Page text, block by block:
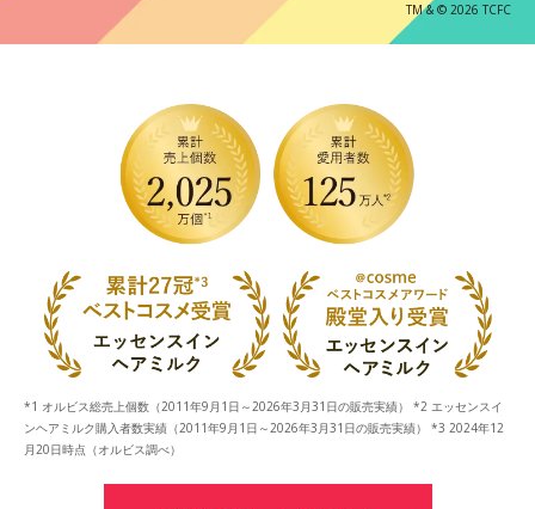
TM & © 2026 TCFC
*1 オルビス総売上個数（2011年9月1日～2026年3月31日の販売実績） *2 エッセンスイ
ンヘアミルク購入者数実績（2011年9月1日～2026年3月31日の販売実績） *3 2024年12
月20日時点（オルビス調べ）